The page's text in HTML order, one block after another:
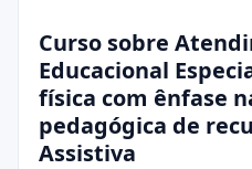
Curso sobre
Educacional
física com ênfase
pedagógica de
Assistiva